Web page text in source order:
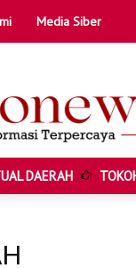
Media Siber
DAERAH